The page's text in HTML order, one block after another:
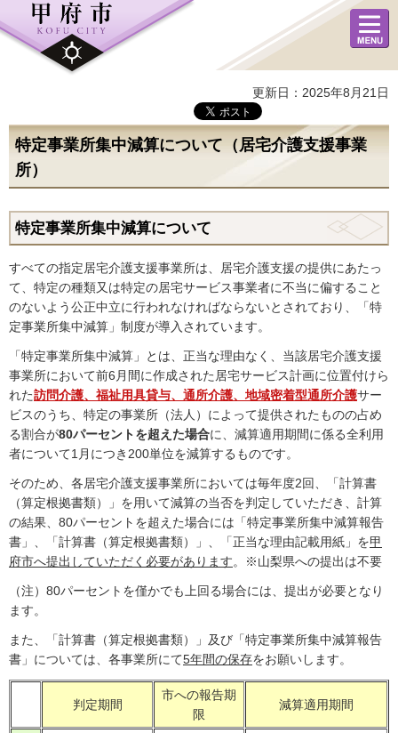
メニュ
ー
更新日：2025年8月21日
特定事業所集中減算について（居宅介護支援事業
所）
特定事業所集中減算について
すべての指定居宅介護支援事業所は、居宅介護支援の提供にあたっ
て、特定の種類又は特定の居宅サービス事業者に不当に偏すること
のないよう公正中立に行われなければならないとされており、「特
定事業所集中減算」制度が導入されています。
「特定事業所集中減算」とは、正当な理由なく、当該居宅介護支援
事業所において前6月間に作成された居宅サービス計画に位置付けら
れた訪問介護、福祉用具貸与、通所介護、地域密着型通所介護サー
ビスのうち、特定の事業所（法人）によって提供されたものの占め
る割合が80パーセントを超えた場合に、減算適用期間に係る全利用
者について1月につき200単位を減算するものです。
そのため、各居宅介護支援事業所においては毎年度2回、「計算書
（算定根拠書類）」を用いて減算の当否を判定していただき、計算
の結果、80パーセントを超えた場合には「特定事業所集中減算報告
書」、「計算書（算定根拠書類）」、「正当な理由記載用紙」を甲
府市へ提出していただく必要があります。※山梨県への提出は不要
（注）80パーセントを僅かでも上回る場合には、提出が必要となり
ます。
また、「計算書（算定根拠書類）」及び「特定事業所集中減算報告
書」については、各事業所にて5年間の保存をお願いします。
判定期間
市への報告期
限
減算適用期間